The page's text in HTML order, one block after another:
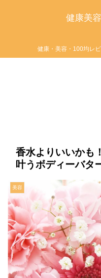
健康美
健康・美容・100均レ
香水よりいいかも
叶うボディーバタ
美容